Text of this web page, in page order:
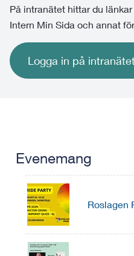
På intranätet hittar du
Intern Min Sida och annat
Logga in på
Evenemang
Roslagen